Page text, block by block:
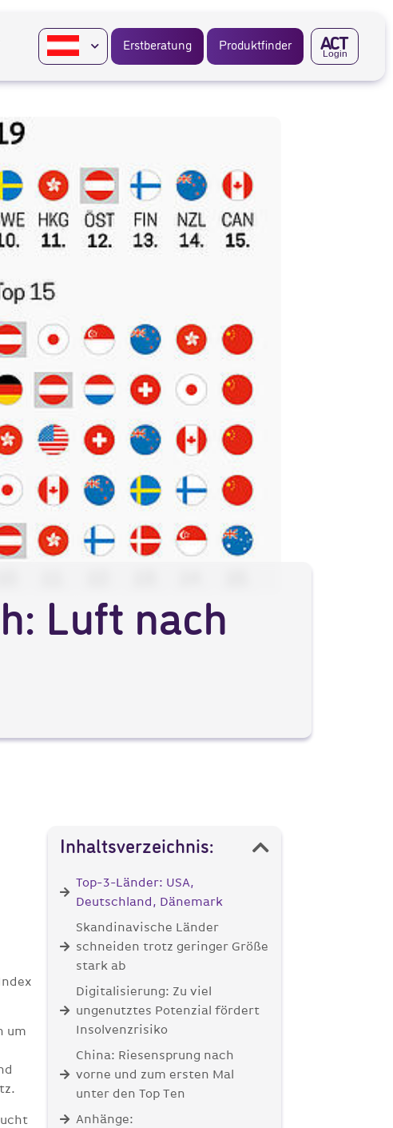
Erstberatung Produktfinder A CT
Login
Luft nach
um
Inhaltsverzeichnis:
Top-3-Länder: USA,
Deutschland, Dänemark
Skandinavische Länder
schneiden trotz geringer Größe
stark ab
Digitalisierung: Zu viel
ungenutztes Potenzial fördert
Insolvenzrisiko
China: Riesensprung nach
vorne und zum ersten Mal
unter den Top Ten
Anhänge: